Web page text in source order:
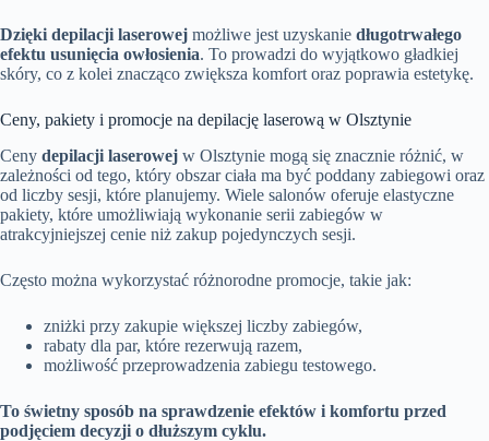
Dzięki depilacji laserowej możliwe jest uzyskanie długotrwałego
efektu usunięcia owłosienia. To prowadzi do wyjątkowo gładkiej
skóry, co z kolei znacząco zwiększa komfort oraz poprawia estetykę.
Ceny, pakiety i promocje na depilację laserową w Olsztynie
Ceny depilacji laserowej w Olsztynie mogą się znacznie różnić, w
zależności od tego, który obszar ciała ma być poddany zabiegowi oraz
od liczby sesji, które planujemy. Wiele salonów oferuje elastyczne
pakiety, które umożliwiają wykonanie serii zabiegów w
atrakcyjniejszej cenie niż zakup pojedynczych sesji.
Często można wykorzystać różnorodne promocje, takie jak:
zniżki przy zakupie większej liczby zabiegów,
rabaty dla par, które rezerwują razem,
możliwość przeprowadzenia zabiegu testowego.
To świetny sposób na sprawdzenie efektów i komfortu przed
podjęciem decyzji o dłuższym cyklu.